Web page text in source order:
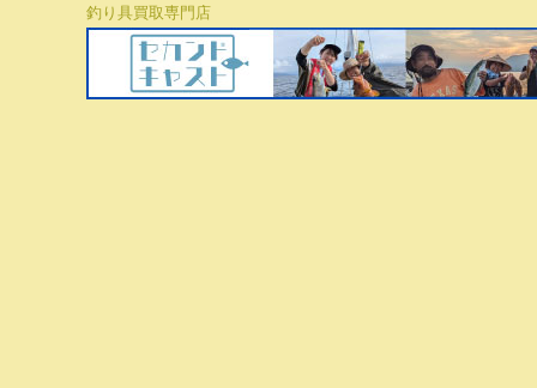
釣り具買取専門店